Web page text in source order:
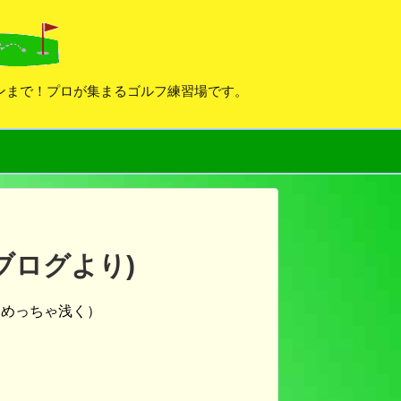
で！プロが集まるゴルフ練習場です。
ログより)
っちゃ浅く）